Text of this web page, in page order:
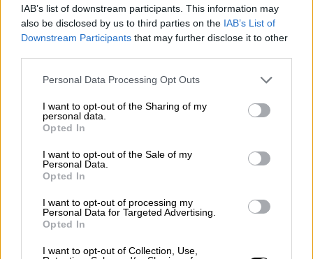
IAB’s list of downstream participants. This information may
also be disclosed by us to third parties on the IAB’s List of
Downstream Participants that may further disclose it to other
Please note that this website/app uses one or more Google
not limited to your visit or usage behaviour. You may click to
grant or deny consent to Google and its third-party tags to
use your data for below specified purposes in below Google
consent section.
Personal Data Processing Opt Outs
I want to opt-out of the Sharing of my
personal data.
Opted In
I want to opt-out of the Sale of my
Personal Data.
Opted In
I want to opt-out of processing my
Personal Data for Targeted Advertising.
Opted In
I want to opt-out of Collection, Use,
ΔΙΑΒΑΣΤΕ ΕΠΙΣΗΣ
«Η κόρη μου είναι κάτω από τα
χαλάσματα, φοβάται το σκοτάδι»:
Ιστορίες απόγνωσης μέσα από τα
ερείπια της Τεχεράνης
Κόσμος|27.03.2026 23:32
Ισραήλ: Πύραυλοι εκτοξεύτηκαν από
το Ιράν - Σειρήνες ηχούν στην
Ιερουσαλήμ